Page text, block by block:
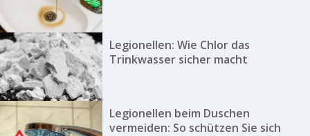
Legionellen: Wie Chlor das
Trinkwasser sicher macht
Legionellen beim Duschen
vermeiden: So schützen Sie sich